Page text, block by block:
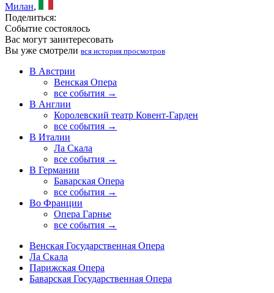
Милан,
Поделиться:
Событие состоялось
Вас могут заинтересовать
Вы уже смотрели вся история просмотров
В Австрии
Венская Опера
все события →
В Англии
Королевский театр Ковент-Гарден
все события →
В Италии
Ла Скала
все события →
В Германии
Баварская Опера
все события →
Во Франции
Опера Гарнье
все события →
Венская Государственная Опера
Ла Скала
Парижская Опера
Баварская Государственная Опера